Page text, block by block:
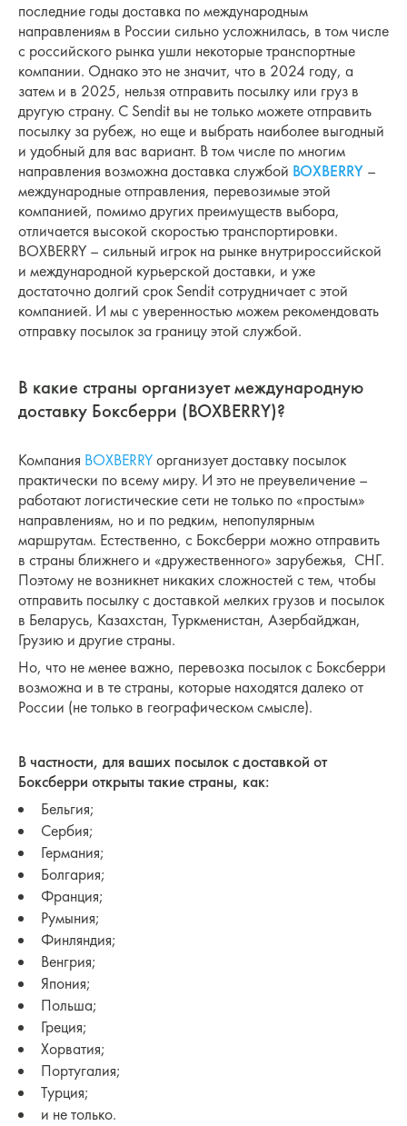
последние годы доставка по международным
направлениям в России сильно усложнилась, в том числе
с российского рынка ушли некоторые транспортные
компании. Однако это не значит, что в 2024 году, а
затем и в 2025, нельзя отправить посылку или груз в
другую страну. С Sendit вы не только можете отправить
посылку за рубеж, но еще и выбрать наиболее выгодный
и удобный для вас вариант. В том числе по многим
направления возможна доставка службой BOXBERRY –
международные отправления, перевозимые этой
компанией, помимо других преимуществ выбора,
отличается высокой скоростью транспортировки.
BOXBERRY – сильный игрок на рынке внутрироссийской
и международной курьерской доставки, и уже
достаточно долгий срок Sendit сотрудничает с этой
компанией. И мы с уверенностью можем рекомендовать
отправку посылок за границу этой службой.
В какие страны организует международную
доставку Боксберри (BOXBERRY)?
Компания BOXBERRYорганизует доставку посылок
практически по всему миру. И это не преувеличение –
работают логистические сети не только по «простым»
направлениям, но и по редким, непопулярным
маршрутам. Естественно, с Боксберри можно отправить
в страны ближнего и «дружественного» зарубежья, СНГ.
Поэтому не возникнет никаких сложностей с тем, чтобы
отправить посылку с доставкой мелких грузов и посылок
в Беларусь, Казахстан, Туркменистан, Азербайджан,
Грузию и другие страны.
Но, что не менее важно, перевозка посылок с Боксберри
возможна и в те страны, которые находятся далеко от
России (не только в географическом смысле).
В частности, для ваших посылок с доставкой от
Боксберри открыты такие страны, как:
Бельгия;
Сербия;
Германия;
Болгария;
Франция;
Румыния;
Финляндия;
Венгрия;
Япония;
Польша;
Греция;
Хорватия;
Португалия;
Турция;
и не только.